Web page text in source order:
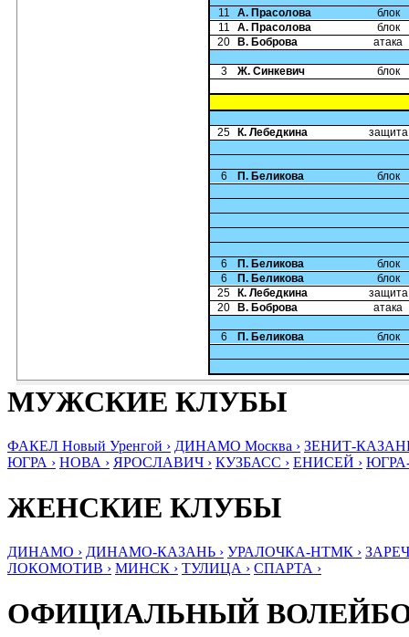
11 А. Прасолова
блок
11
А. Прасолова
блок
20
В. Боброва атака
3 Ж. Синкевич блок
25 К. Лебедкина защита
6 П. Беликова блок
6 П. Беликова
блок
6
П. Беликова
блок
25
К. Лебедкина
защита
20
В. Боброва атака
6 П. Беликова блок
МУЖСКИЕ КЛУБЫ
ФАКЕЛ Новый Уренгой › ДИНАМО Москва › ЗЕНИТ-
ЮГРА › НОВА › ЯРОСЛАВИЧ › КУЗБАСС › ЕНИСЕЙ ›
ЖЕНСКИЕ КЛУБЫ
ДИНАМО › ДИНАМО-КАЗАНЬ › УРАЛОЧКА-НТМК ›
ЛОКОМОТИВ › МИНСК › ТУЛИЦА › СПАРТА ›
ОФИЦИАЛЬНЫЙ